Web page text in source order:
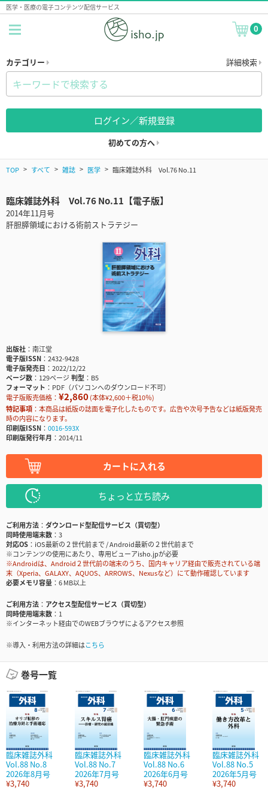
医学・医療の電子コンテンツ配信サービス
0
カテゴリー 詳細検索
ログイン／新規登録
初めての方へ
TOP すべて 雑誌 医学 臨床雑誌外科 Vol.76 No.11
臨床雑誌外科 Vol.76 No.11【電子版】
2014年11月号
肝胆膵領域における術前ストラテジー
出版社
南江堂
電子版ISSN
2432-9428
電子版発売日
2022/12/22
ページ数
129ページ判型
B5
フォーマット
PDF（パソコンへのダウンロード不可）
電子版販売価格： ¥2,860(本体¥2,600＋税10％)
特記事項
本商品は紙版の誌面を電子化したものです。広告や次号予告などは紙版発売
時の内容になります。
印刷版ISSN
0016-593X
印刷版発行年月
2014/11
カートに入れる
ちょっと立ち読み
ご利用方法
ダウンロード型配信サービス（買切型）
同時使用端末数
3
対応OS
iOS最新の２世代前まで / Android最新の２世代前まで
※コンテンツの使用にあたり、専用ビューアisho.jpが必要
※Androidは、Android２世代前の端末のうち、国内キャリア経由で販売されている端
末（Xperia、GALAXY、AQUOS、ARROWS、Nexusなど）にて動作確認しています
必要メモリ容量
6 MB以上
ご利用方法
アクセス型配信サービス（買切型）
同時使用端末数
1
※インターネット経由でのWEBブラウザによるアクセス参照
※導入・利用方法の詳細はこちら
巻号一覧
臨床雑誌外科
Vol.88 No.8
2026年8月号
¥3,740
臨床雑誌外科
Vol.88 No.7
2026年7月号
¥3,740
臨床雑誌外科
Vol.88 No.6
2026年6月号
¥3,740
臨床雑誌外科
Vol.88 No.5
2026年5月号
¥3,740